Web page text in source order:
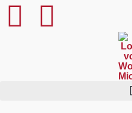
content